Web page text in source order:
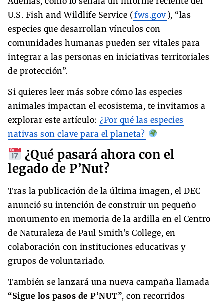
U.S. Fish and Wildlife Service (fws.gov), “las
especies que desarrollan vínculos con
comunidades humanas pueden ser vitales para
integrar a las personas en iniciativas territoriales
de protección”.
Si quieres leer más sobre cómo las especies
animales impactan el ecosistema, te invitamos a
explorar este artículo: ¿Por qué las especies
nativas son clave para el planeta?
¿Qué pasará ahora con el
legado de P’Nut?
Tras la publicación de la última imagen, el DEC
anunció su intención de construir un pequeño
monumento en memoria de la ardilla en el Centro
de Naturaleza de Paul Smith’s College, en
colaboración con instituciones educativas y
grupos de voluntariado.
También se lanzará una nueva campaña llamada
“Sigue los pasos de P’NUT”, con recorridos